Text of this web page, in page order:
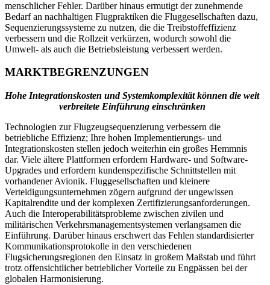
menschlicher Fehler. Darüber hinaus ermutigt der zunehmende
Bedarf an nachhaltigen Flugpraktiken die Fluggesellschaften dazu,
Sequenzierungssysteme zu nutzen, die die Treibstoffeffizienz
verbessern und die Rollzeit verkürzen, wodurch sowohl die
Umwelt- als auch die Betriebsleistung verbessert werden.
MARKTBEGRENZUNGEN
Hohe Integrationskosten und Systemkomplexität können die weit
verbreitete Einführung einschränken
Technologien zur Flugzeugsequenzierung verbessern die
betriebliche Effizienz; Ihre hohen Implementierungs- und
Integrationskosten stellen jedoch weiterhin ein großes Hemmnis
dar. Viele ältere Plattformen erfordern Hardware- und Software-
Upgrades und erfordern kundenspezifische Schnittstellen mit
vorhandener Avionik. Fluggesellschaften und kleinere
Verteidigungsunternehmen zögern aufgrund der ungewissen
Kapitalrendite und der komplexen Zertifizierungsanforderungen.
Auch die Interoperabilitätsprobleme zwischen zivilen und
militärischen Verkehrsmanagementsystemen verlangsamen die
Einführung. Darüber hinaus erschwert das Fehlen standardisierter
Kommunikationsprotokolle in den verschiedenen
Flugsicherungsregionen den Einsatz in großem Maßstab und führt
trotz offensichtlicher betrieblicher Vorteile zu Engpässen bei der
globalen Harmonisierung.